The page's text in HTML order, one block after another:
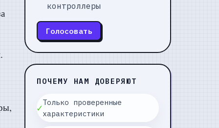
контроллеры
Голосовать
ПОЧЕМУ НАМ ДОВЕРЯЮТ
✓Только проверенные
характеристики